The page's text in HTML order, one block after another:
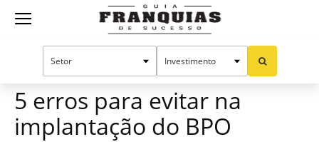
Guia
Manual do sucesso
5 erros para evitar na
implantação do BPO